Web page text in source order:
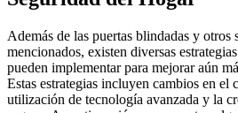
Además de las puertas blindadas y otros
mencionados, existen diversas
pueden implementar para mejorar aún
Estas estrategias incluyen cambios en el
utilización de tecnología avanzada y la